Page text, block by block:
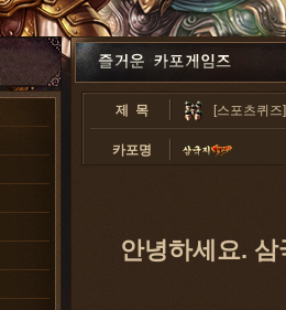
제 목 [스포츠퀴
카포명
안녕하세요. 삼